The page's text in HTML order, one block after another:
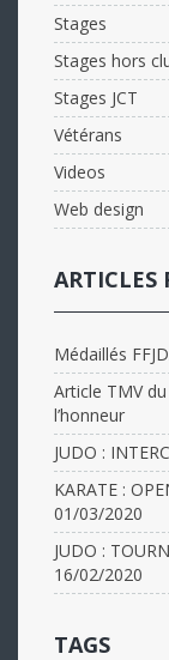
Stages
Stages hors
Stages JCT
Vétérans
Videos
Web design
ARTICLES
Médaillés
Article TMV
l’honneur
JUDO :
KARATE :
01/03/2020
JUDO :
16/02/2020
TAGS